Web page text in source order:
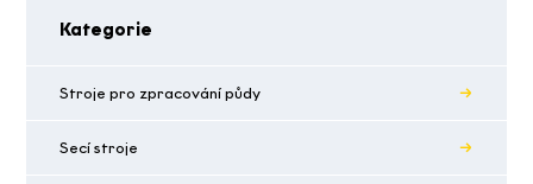
Kategorie
Stroje pro zpracování půdy
Secí stroje